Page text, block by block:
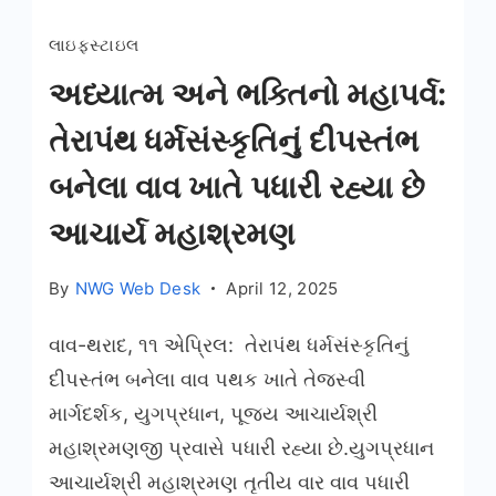
લાઇફસ્ટાઇલ
અધ્યાત્મ અને ભક્તિનો મહાપર્વ:
તેરાપંથ ધર્મસંસ્કૃતિનું દીપસ્તંભ
બનેલા વાવ ખાતે પધારી રહ્યા છે
આચાર્ય મહાશ્રમણ
By NWG Web Desk April 12, 2025
વાવ-થરાદ, ૧૧ એપ્રિલ: તેરાપંથ ધર્મસંસ્કૃતિનું
દીપસ્તંભ બનેલા વાવ પથક ખાતે તેજસ્વી
માર્ગદર્શક, યુગપ્રધાન, પૂજ્ય આચાર્યશ્રી
મહાશ્રમણજી પ્રવાસે પધારી રહ્યા છે.યુગપ્રધાન
આચાર્યશ્રી મહાશ્રમણ તૃતીય વાર વાવ પધારી